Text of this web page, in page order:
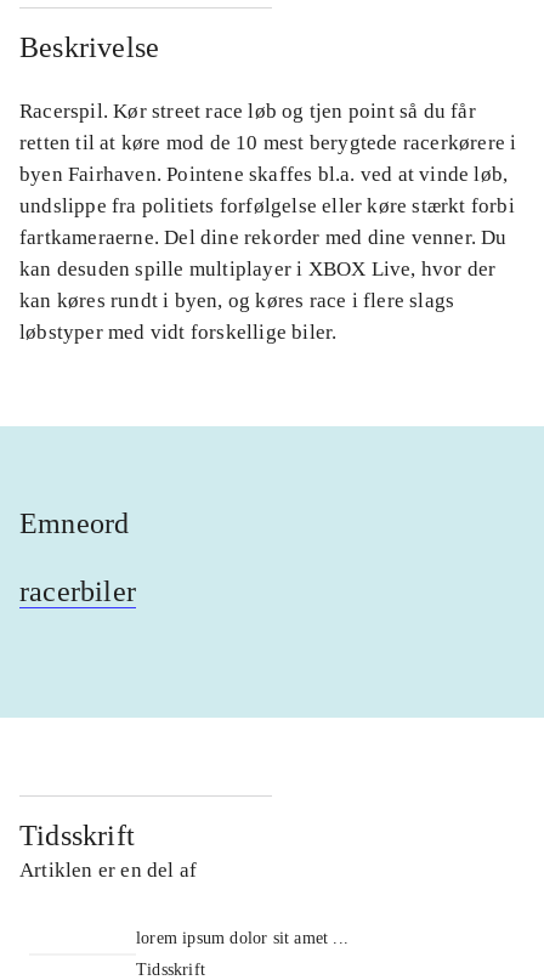
Beskrivelse
Racerspil. Kør street race løb og tjen point så du får
retten til at køre mod de 10 mest berygtede racerkørere i
byen Fairhaven. Pointene skaffes bl.a. ved at vinde løb,
undslippe fra politiets forfølgelse eller køre stærkt forbi
fartkameraerne. Del dine rekorder med dine venner. Du
kan desuden spille multiplayer i XBOX Live, hvor der
kan køres rundt i byen, og køres race i flere slags
løbstyper med vidt forskellige biler.
Emneord
racerbiler
Tidsskrift
Artiklen er en del af
lorem ipsum dolor sit amet ...
Tidsskrift